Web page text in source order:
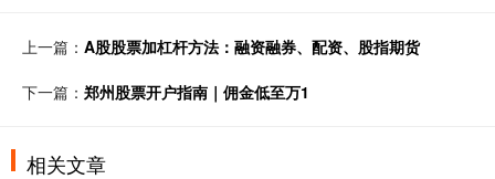
上一篇： A股股票加杠杆方法：融资融券、配资、股指期货
下一篇： 郑州股票开户指南｜佣金低至万1
相关文章